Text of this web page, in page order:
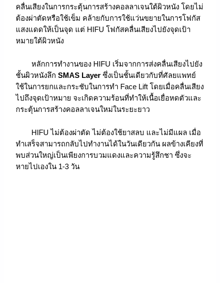
คลื่นเสียงในการกระตุ้นการสร้างคอลลาเจนใต้ผิวหนัง โดยไม่
ต้องผ่าตัดหรือใช้เข็ม คล้ายกับการใช้แว่นขยายในการโฟกัส
แสงแดดให้เป็นจุด แต่ HIFU โฟกัสคลื่นเสียงไปยังจุดเป้า
หมายใต้ผิวหนัง
หลักการทำงานของ HIFU เริ่มจากการส่งคลื่นเสียงไปยัง
ชั้นผิวหนังลึกSMAS Layer ซึ่งเป็นชั้นเดียวกับที่ศัลยแพทย์
ใช้ในการยกและกระชับในการทำ Face Lift โดยเมื่อคลื่นเสียง
ไปถึงจุดเป้าหมาย จะเกิดความร้อนที่ทำให้เนื้อเยื่อหดตัวและ
กระตุ้นการสร้างคอลลาเจนใหม่ในระยะยาว
HIFU ไม่ต้องผ่าตัด ไม่ต้องใช้ยาสลบ และไม่มีแผล เมื่อ
ทำเสร็จสามารถกลับไปทำงานได้ในวันเดียวกัน ผลข้างเคียงที่
พบส่วนใหญ่เป็นเพียงการบวมแดงและความรู้สึกชา ซึ่งจะ
หายไปเองใน 1-3 วัน